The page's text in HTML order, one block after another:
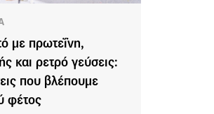
με πρωτεΐνη,
και ρετρό γεύσεις:
που βλέπουμε
φέτος